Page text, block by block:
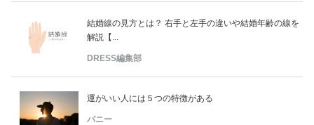
結婚線の見方とは？ 右手と左手の違いや結婚年齢の線を
解説【...
DRESS編集部
運がいい人には５つの特徴がある
バニー